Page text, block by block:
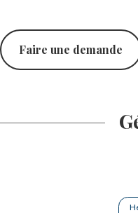
Faire une demande